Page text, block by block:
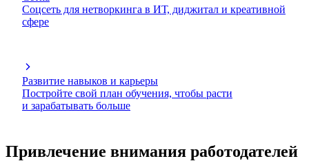
Соцсеть для нетворкинга в ИТ, диджитал и креативной
сфере
Развитие навыков и карьеры
Постройте свой план обучения, чтобы расти
и зарабатывать больше
Привлечение внимания работодателей